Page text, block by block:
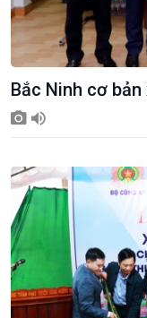
Bắc Ninh cơ